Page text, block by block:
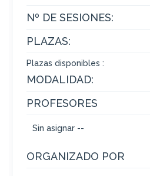
Nº DE SESIONES:
PLAZAS:
Plazas disponibles :
MODALIDAD:
PROFESORES
Sin asignar --
ORGANIZADO POR